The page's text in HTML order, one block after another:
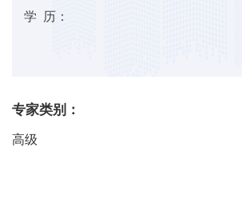
学 历：
专家类别：
高级